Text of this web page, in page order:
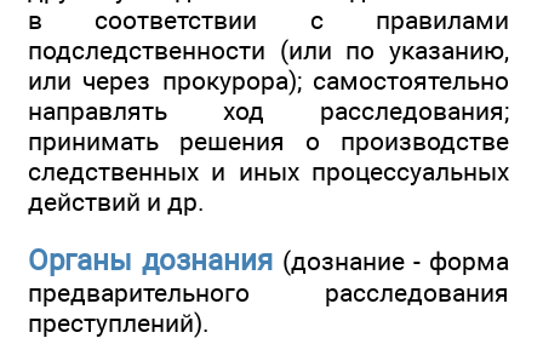
в соответствии с правилами
подследственности (или по указанию,
или через прокурора); самостоятельно
направлять ход расследования;
принимать решения о производстве
следственных и иных процессуальных
действий и др.
Органы дознания (дознание - форма
предварительного расследования
преступлений).